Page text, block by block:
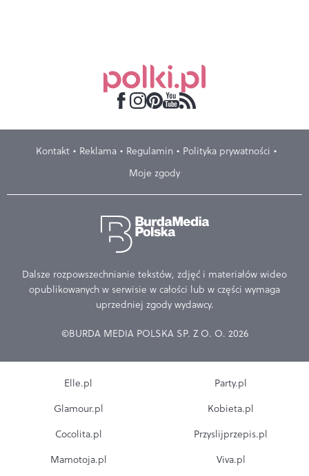
Kontakt Reklama Regulamin
Polityka prywatności
Moje zgody
Dalsze rozpowszechnianie tekstów, zdjęć i materiałów wideo
opublikowanych w serwisie w całości lub w części wymaga
uprzedniej zgody wydawcy.
©BURDA MEDIA POLSKA SP. Z O. O. 2026
Elle.pl
Glamour.pl
Cocolita.pl
Mamotoja.pl
Party.pl
Kobieta.pl
Przyslijprzepis.pl
Viva.pl